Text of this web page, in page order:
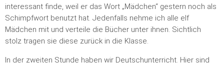
interessant finde, weil er das Wort „Mädchen“ gestern noch als
Schimpfwort benutzt hat. Jedenfalls nehme ich alle elf
Mädchen mit und verteile die Bücher unter ihnen. Sichtlich
stolz tragen sie diese zurück in die Klasse.
In der zweiten Stunde haben wir Deutschunterricht. Hier sind